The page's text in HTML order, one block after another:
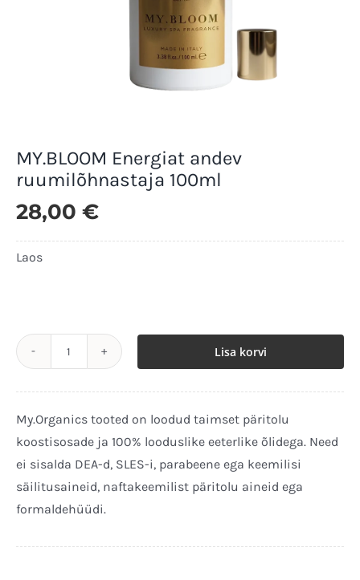
MY.BLOOM Energiat andev
ruumilõhnastaja 100ml
28,00 €
Laos
MY.BLOOM
ruumilõhnastaja
100ml
kogus
Lisa korvi
My.Organics tooted on loodud taimset päritolu
koostisosade ja 100% looduslike eeterlike õlidega. Need
ei sisalda DEA-d, SLES-i, parabeene ega keemilisi
säilitusaineid, naftakeemilist päritolu aineid ega
formaldehüüdi.